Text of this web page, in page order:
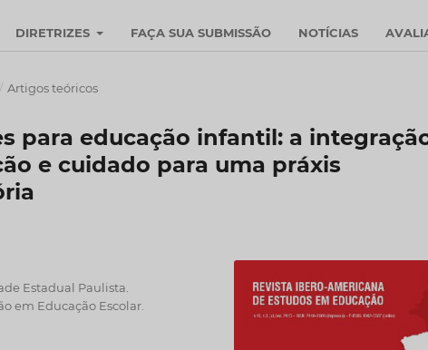
DIRETRIZES FAÇA SUA SUBMISSÃO NOTÍCIAS
/ Artigos teóricos
para educação infantil: a
e cuidado para uma práxis
Estadual Paulista.
em Educação Escolar.